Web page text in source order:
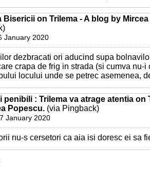
Bisericii on Trilema - A blog by
January 2020
dezbracati ori aducind supa
crapa de frig in strada (si cumva nu-i
locului unde se petrec asemenea,
penibili : Trilema va atrage atentia on
Popescu. (via Pingback)
January 2020
nu-s cersetori ca aia isi doresc ei sa